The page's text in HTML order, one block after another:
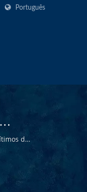
Português
de